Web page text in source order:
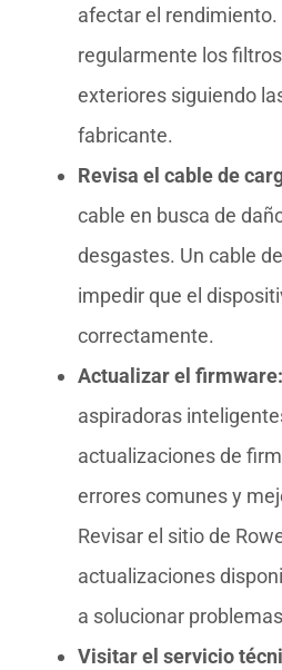
afectar el rendimiento.
regularmente los
exteriores siguiendo
fabricante.
Revisa el cable de
cable en busca de
desgastes. Un cable
impedir que el
correctamente.
Actualizar el firmware:
aspiradoras
actualizaciones de
errores comunes y
Revisar el sitio de
actualizaciones
a solucionar
Visitar el servicio